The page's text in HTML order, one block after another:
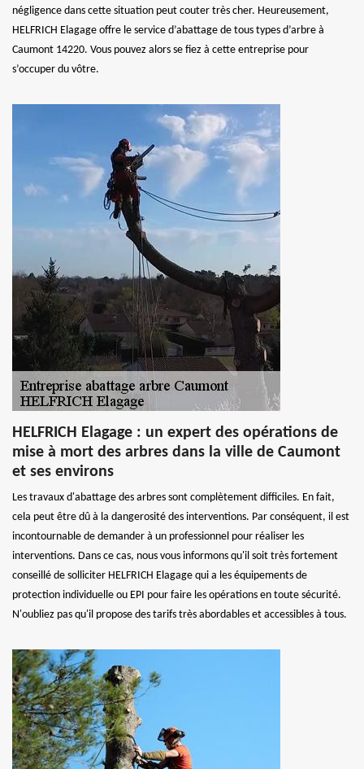
négligence dans cette situation peut couter très cher. Heureusement,
HELFRICH Elagage offre le service d’abattage de tous types d’arbre à
Caumont 14220. Vous pouvez alors se fiez à cette entreprise pour
s’occuper du vôtre.
HELFRICH Elagage : un expert des opérations de
mise à mort des arbres dans la ville de Caumont
et ses environs
Les travaux d'abattage des arbres sont complètement difficiles. En fait,
cela peut être dû à la dangerosité des interventions. Par conséquent, il est
incontournable de demander à un professionnel pour réaliser les
interventions. Dans ce cas, nous vous informons qu'il soit très fortement
conseillé de solliciter HELFRICH Elagage qui a les équipements de
protection individuelle ou EPI pour faire les opérations en toute sécurité.
N'oubliez pas qu'il propose des tarifs très abordables et accessibles à tous.